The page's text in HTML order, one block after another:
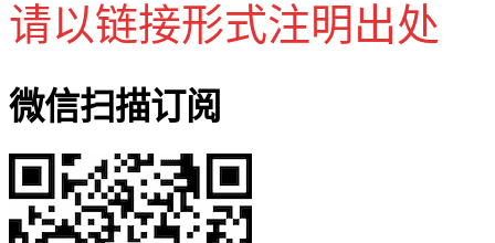
请以链接形式注明出处
微信扫描订阅